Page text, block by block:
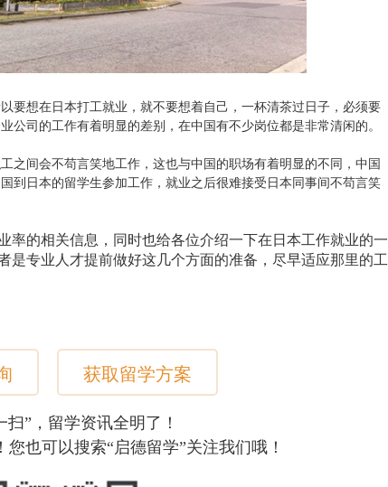
要想在日本打工就业，就不要想着自己，一杯清茶过日子，必须要
公司的工作有着明显的差别，在中国有不少岗位都是非常清闲的。
之间会不苟言笑地工作，这也与中国的职场有着明显的不同，中国
到日本的留学生参加工作，就业之后很难接受日本同事间不苟言笑
率的相关信息，同时也给各位介绍一下在日本工作就业的一
是专业人才提前做好这几个方面的准备，尽早适应那里的工
获取留学方案
扫”，留学资讯全明了！
也可以搜索“启德留学”关注我们哦！